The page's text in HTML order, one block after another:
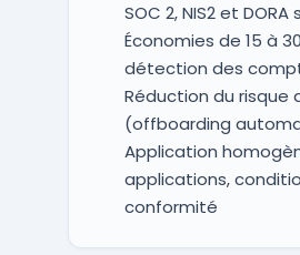
SOC 2, NIS2 et
Économies de 15 à
détection des
Réduction du
(offboarding
Application
applications,
conformité